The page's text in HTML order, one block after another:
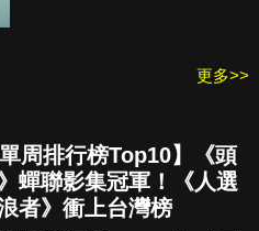
更多>>
周排行榜Top10】《頭
蟬聯影集冠軍！《人選
者》衝上台灣榜